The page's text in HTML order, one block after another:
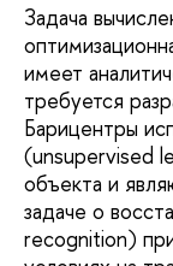
Задача
имеет
требуется
Барицентры
(unsupervised
объекта и
задаче о
recognition)